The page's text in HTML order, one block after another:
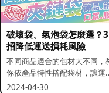
破壞袋、氣泡袋怎麼選？3
招降低運送損耗風險
不同商品適合的包材大不同，
你依產品特性搭配袋材，讓運
更安全。
2024-04-30